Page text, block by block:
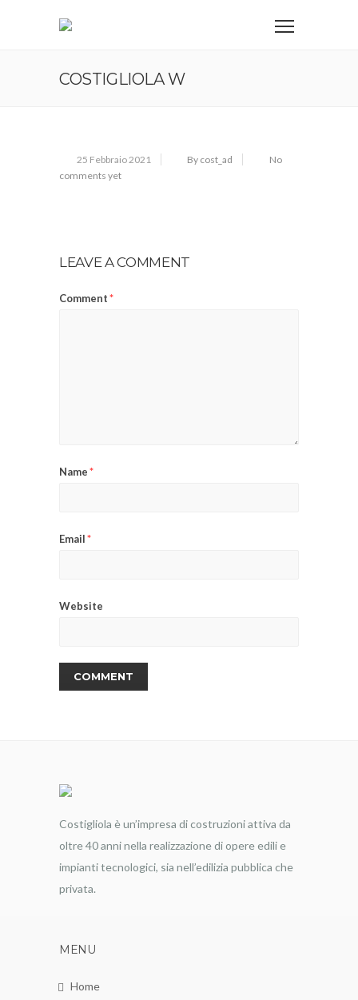
COSTIGLIOLA W
25 Febbraio 2021 By cost_ad
No
comments yet
LEAVE A COMMENT
Comment*
Name*
Email*
Website
Costigliola è un’impresa di costruzioni attiva da
oltre 40 anni nella realizzazione di opere edili e
impianti tecnologici, sia nell’edilizia pubblica che
privata.
MENU
Home